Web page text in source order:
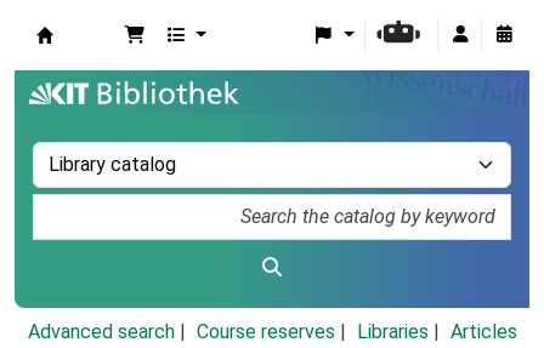
Advanced search Course reserves Libraries
Articles